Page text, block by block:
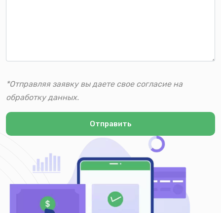
*Отправляя заявку вы даете свое согласие на
обработку данных.
Отправить